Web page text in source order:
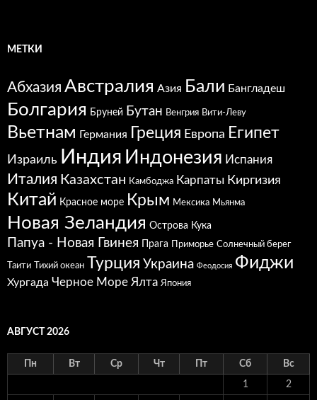
МЕТКИ
Абхазия Австралия Азия Бали Бангладеш
Болгария Бруней Бутан Венгрия Вити-Леву
Вьетнам Германия Греция Европа Египет
Израиль Индия Индонезия Испания
Италия Казахстан Камбоджа Карпаты Киргизия
Китай Красное море Крым Мексика Мьянма
Новая Зеландия Острова Кука
Папуа - Новая Гвинея Прага Приморье Солнечный берег
Таити Тихий океан Турция Украина Феодосия Фиджи
Хургада Черное Море Ялта Япония
АВГУСТ 2026
Пн Вт Ср Чт Пт Сб Вс
1 2